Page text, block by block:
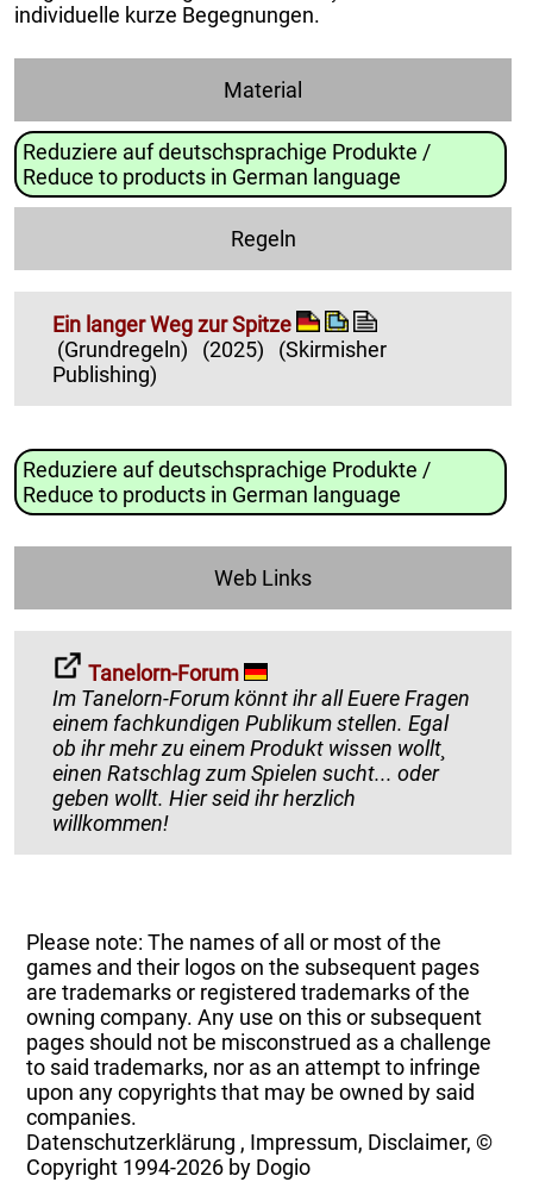
individuelle kurze Begegnungen.
Material
Reduziere auf deutschsprachige Produkte /
Reduce to products in German language
Regeln
Ein langer Weg zur Spitze
(Grundregeln)
(2025)
(Skirmisher
Publishing)
Reduziere auf deutschsprachige Produkte /
Reduce to products in German language
Web Links
Tanelorn-Forum
Im Tanelorn-Forum könnt ihr all Euere Fragen
einem fachkundigen Publikum stellen. Egal
ob ihr mehr zu einem Produkt wissen wollt¸
einen Ratschlag zum Spielen sucht... oder
geben wollt. Hier seid ihr herzlich
willkommen!
Please note: The names of all or most of the
games and their logos on the subsequent pages
are trademarks or registered trademarks of the
owning company. Any use on this or subsequent
pages should not be misconstrued as a challenge
to said trademarks, nor as an attempt to infringe
upon any copyrights that may be owned by said
companies.
Datenschutzerklärung , Impressum, Disclaimer, ©
Copyright 1994-2026 by Dogio